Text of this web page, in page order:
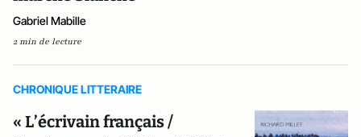
Gabriel Mabille
2 min de lecture
CHRONIQUE LITTERAIRE
« L’écrivain français /